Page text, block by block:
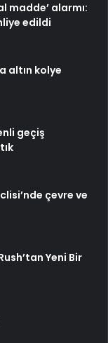
madde’ alarmı:
edildi
altın kolye
geçiş
çevre ve
Yeni Bir